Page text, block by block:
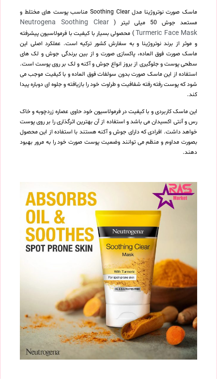
ماسک صورت نوتروژینا مدل Soothing Clear مناسب پوست های مختلط و
مستعد جوش 50 میلی لیتر (
Neutrogena Soothing Clear
Turmeric Face Mask ) محصولی بسیار با کیفیت با فرمولاسیون پیشرفته
و موثر از برند نوتروژینا و به سفارش کشور ترکیه است. عملکرد اصلی این
ماسک صورت فوق العاده، پاکسازی صورت و از بین برندگی جوش و لک های
سطحی پوست و جلوگیری از بروز انواع جوش و آکنه و لک بر روی پوست است.
استفاده از این ماسک صورت بدون سولفات فوق العاده و با کیفیت موجب می
شود که پوست رفته رفته شفافیت و طراوت خود را بازیافته و جلوه ای دوباره پیدا
کند.
این ماسک کاربردی و با کیفیت در فرمولاسیون خود حاوی عصاره زردچوبه و خاک
رس و آنتی اکسیدان می باشد و استفاده از آن بهترین اثرگذاری را بر روی پوست
خواهد داشت. افرادی که دارای جوش و آکنه هستند با استفاده از این محصول
بصورت مداوم و منظم می توانند وضعیت پوست صورت خود را به مرور بهبود
دهند.